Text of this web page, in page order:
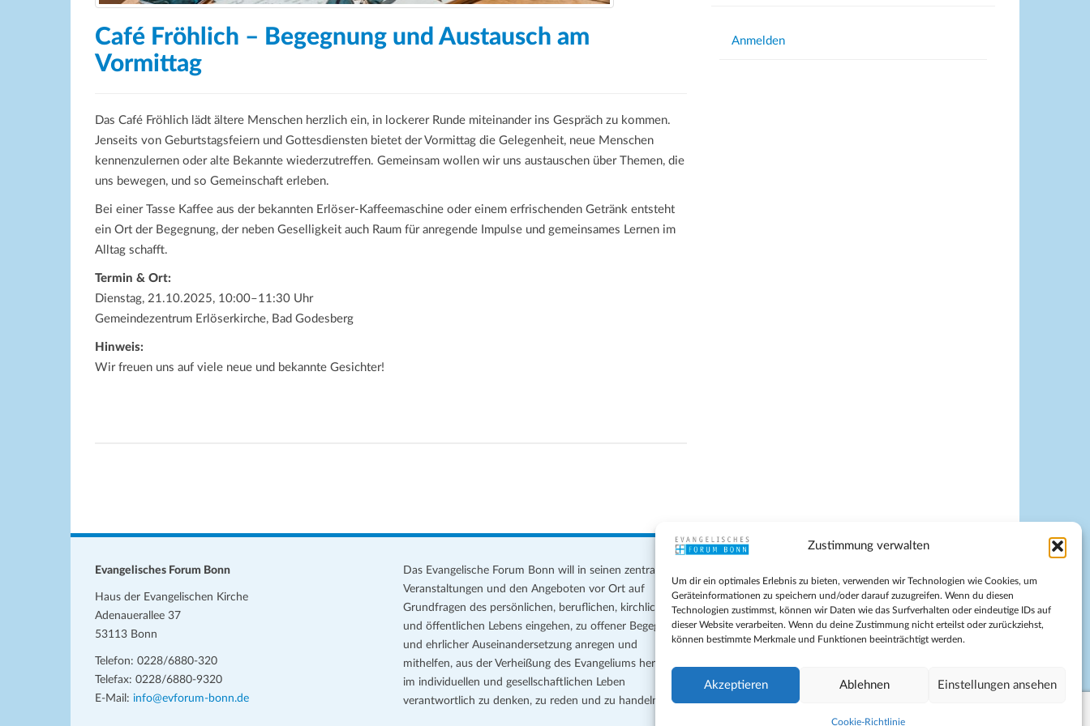
Zustimmung verwalten
Um dir ein optimales Erlebnis zu bieten, verwenden wir Technologien wie Cookies, um
Geräteinformationen zu speichern und/oder darauf zuzugreifen. Wenn du diesen
Technologien zustimmst, können wir Daten wie das Surfverhalten oder eindeutige IDs auf
dieser Website verarbeiten. Wenn du deine Zustimmung nicht erteilst oder zurückziehst,
können bestimmte Merkmale und Funktionen beeinträchtigt werden.
Akzeptieren Ablehnen Einstellungen ansehen
Cookie-Richtlinie
Café Fröhlich – Begegnung und Austausch am
Vormittag
Das Café Fröhlich lädt ältere Menschen herzlich ein, in lockerer Runde miteinander ins Gespräch zu kommen.
Jenseits von Geburtstagsfeiern und Gottesdiensten bietet der Vormittag die Gelegenheit, neue Menschen
kennenzulernen oder alte Bekannte wiederzutreffen. Gemeinsam wollen wir uns austauschen über Themen, die
uns bewegen, und so Gemeinschaft erleben.
Bei einer Tasse Kaffee aus der bekannten Erlöser-Kaffeemaschine oder einem erfrischenden Getränk entsteht
ein Ort der Begegnung, der neben Geselligkeit auch Raum für anregende Impulse und gemeinsames Lernen im
Alltag schafft.
Termin & Ort:
Dienstag, 21.10.2025, 10:00–11:30 Uhr
Gemeindezentrum Erlöserkirche, Bad Godesberg
Hinweis:
Wir freuen uns auf viele neue und bekannte Gesichter!
Anmelden
Evangelisches Forum Bonn
Haus der Evangelischen Kirche
Adenauerallee 37
53113 Bonn
Telefon: 0228/6880-320
Telefax: 0228/6880-9320
E-Mail: info@evforum-bonn.de
Das Evangelische Forum Bonn will in seinen zentralen
Veranstaltungen und den Angeboten vor Ort auf
Grundfragen des persönlichen, beruflichen, kirchlichen
und öffentlichen Lebens eingehen, zu offener Begegnung
und ehrlicher Auseinandersetzung anregen und
mithelfen, aus der Verheißung des Evangeliums heraus
im individuellen und gesellschaftlichen Leben
verantwortlich zu denken, zu reden und zu handeln.
Datenschutz
Teilnahmebedingungen
Evangelische Kirche in Bonn
Cookie-Richtlinie (EU)